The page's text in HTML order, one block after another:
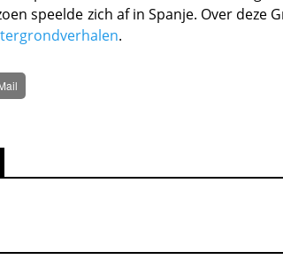
speelde zich af in Spanje. Over deze
.